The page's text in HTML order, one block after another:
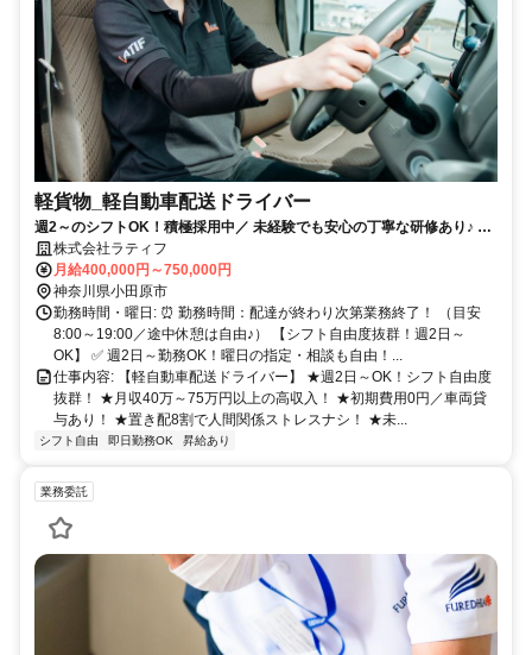
軽貨物_軽自動車配送ドライバー
週2～のシフトOK！積極採用中／ 未経験でも安心の丁寧な研修あり♪ 希
望の働き方の相談OK! 収入UPも目指せます! 思いやりの心を大切にする
会社です!
株式会社ラティフ
月給400,000円～750,000円
神奈川県小田原市
勤務時間・曜日: ⏰ 勤務時間：配達が終わり次第業務終了！ （目安
8:00～19:00／途中休憩は自由♪） 【シフト自由度抜群！週2日～
OK】 ✅ 週2日～勤務OK！曜日の指定・相談も自由！...
仕事内容: 【軽自動車配送ドライバー】 ★週2日～OK！シフト自由度
抜群！ ★月収40万～75万円以上の高収入！ ★初期費用0円／車両貸
与あり！ ★置き配8割で人間関係ストレスナシ！ ★未...
シフト自由 即日勤務OK 昇給あり
業務委託